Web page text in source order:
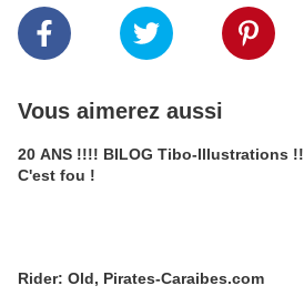
Vous aimerez aussi
20 ANS !!!! BILOG Tibo-Illustrations !!
C'est fou !
Rider: Old, Pirates-Caraibes.com